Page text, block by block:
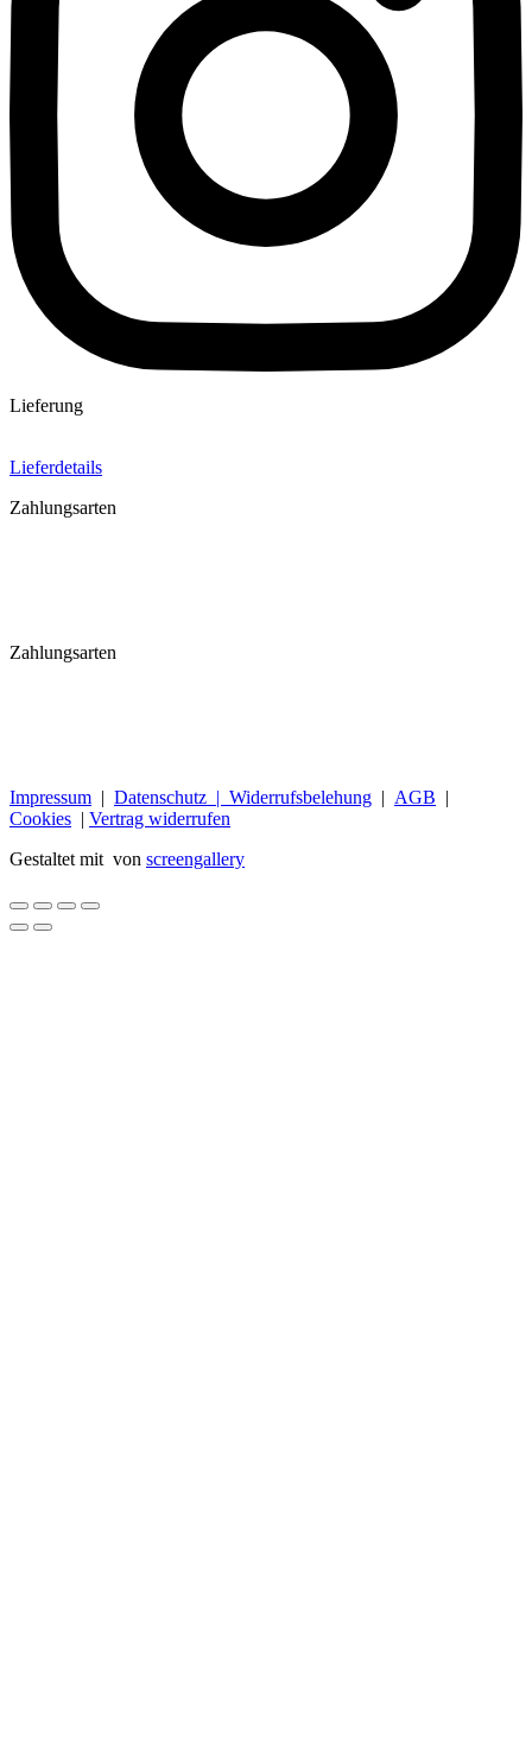
Lieferung
Lieferdetails
Zahlungsarten
Zahlungsarten
Impressum | Datenschutz | Widerrufsbelehung | AGB |
Cookies | Vertrag widerrufen
Gestaltet mit von screengallery